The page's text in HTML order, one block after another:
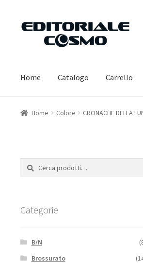
Vai
navigazione
Vai
Home Catalogo Carrello
Home Colore CRONACHE DELLA
Cerca:
Cerca
Categorie
B/N
Brossurato